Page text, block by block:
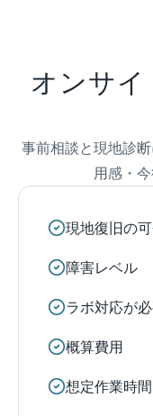
オンサイ
事前相談と現地診
用感・
現地復旧の
障害レベル
ラボ対応が
概算費用
想定作業時間